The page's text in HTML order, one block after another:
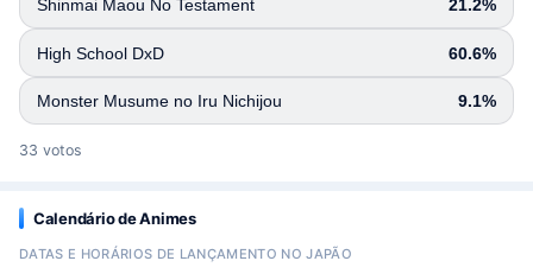
Shinmai Maou No Testament 21.2%
High School DxD 60.6%
Monster Musume no Iru Nichijou 9.1%
33 votos
Calendário de Animes
DATAS E HORÁRIOS DE LANÇAMENTO NO JAPÃO